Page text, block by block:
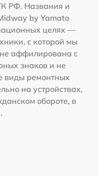
РФ. Названия и
by Yamato
целях —
с которой мы
аффилирована с
знаков и не
виды ремонтных
на устройствах,
обороте, в